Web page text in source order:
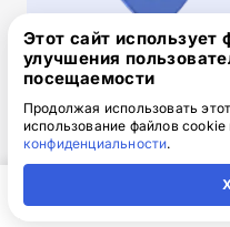
Скачайте
.doc, 32.52 Кб
Скачайте шаблон,
Этот сайт
улучшения
посещаемости
Продолжая использовать
использование файлов
конфиденциальности.